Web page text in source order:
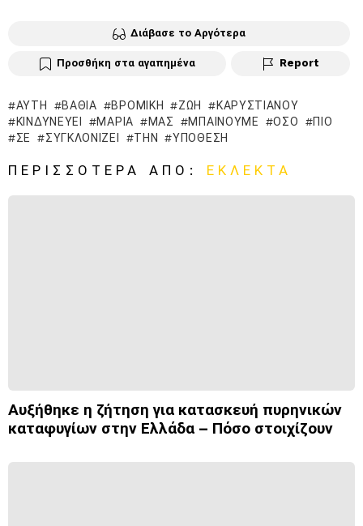
Διάβασε το Αργότερα
Προσθήκη στα αγαπημένα Report
ΑΥΤΉ ΒΑΘΙΆ ΒΡΌΜΙΚΗ ΖΩΉ
ΚΑΡΥΣΤΙΑΝΟΎ
ΚΙΝΔΥΝΕΎΕΙ
ΜΑΡΊΑ ΜΑΣ ΜΠΑΊΝΟΥΜΕ ΌΣΟ
ΠΙΟ
ΣΕ
ΣΥΓΚΛΟΝΊΖΕΙ ΤΗΝ ΥΠΌΘΕΣΗ
ΠΕΡΙΣΣΌΤΕΡΑ ΑΠΌ: ΕΚΛΕΚΤΆ
Αυξήθηκε η ζήτηση για κατασκευή πυρηνικών
καταφυγίων στην Ελλάδα – Πόσο στοιχίζουν